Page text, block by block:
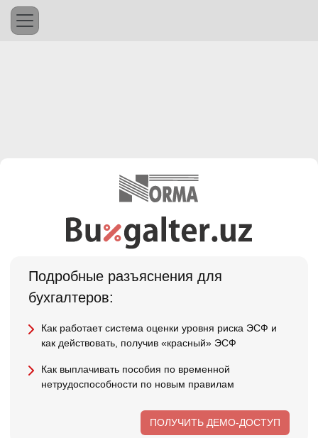
Подробные разъяснения для
бухгалтеров:
Как работает система оценки уровня риска ЭСФ и
как действовать, получив «красный» ЭСФ
Как выплачивать пособия по временной
нетрудоспособности по новым правилам
ПОЛУЧИТЬ ДЕМО-ДОСТУП